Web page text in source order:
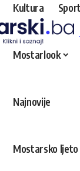
Kultura Sport
Mostarlook
Najnovije
Mostarsko ljeto